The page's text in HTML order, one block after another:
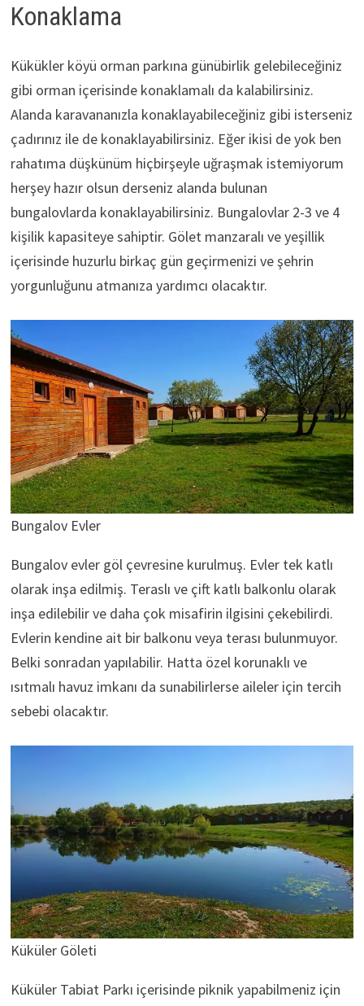
Konaklama
Kükükler köyü orman parkına günübirlik gelebileceğiniz
gibi orman içerisinde konaklamalı da kalabilirsiniz.
Alanda karavananızla konaklayabileceğiniz gibi isterseniz
çadırınız ile de konaklayabilirsiniz. Eğer ikisi de yok ben
rahatıma düşkünüm hiçbirşeyle uğraşmak istemiyorum
herşey hazır olsun derseniz alanda bulunan
bungalovlarda konaklayabilirsiniz. Bungalovlar 2-3 ve 4
kişilik kapasiteye sahiptir. Gölet manzaralı ve yeşillik
içerisinde huzurlu birkaç gün geçirmenizi ve şehrin
yorgunluğunu atmanıza yardımcı olacaktır.
Bungalov Evler
Bungalov evler göl çevresine kurulmuş. Evler tek katlı
olarak inşa edilmiş. Teraslı ve çift katlı balkonlu olarak
inşa edilebilir ve daha çok misafirin ilgisini çekebilirdi.
Evlerin kendine ait bir balkonu veya terası bulunmuyor.
Belki sonradan yapılabilir. Hatta özel korunaklı ve
ısıtmalı havuz imkanı da sunabilirlerse aileler için tercih
sebebi olacaktır.
Küküler Göleti
Küküler Tabiat Parkı içerisinde piknik yapabilmeniz için